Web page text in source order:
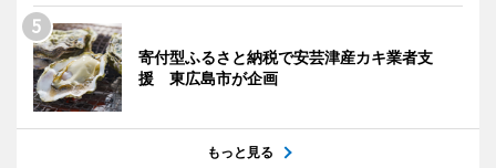
寄付型ふるさと納税で安芸津産カキ業者支
援 東広島市が企画
もっと見る